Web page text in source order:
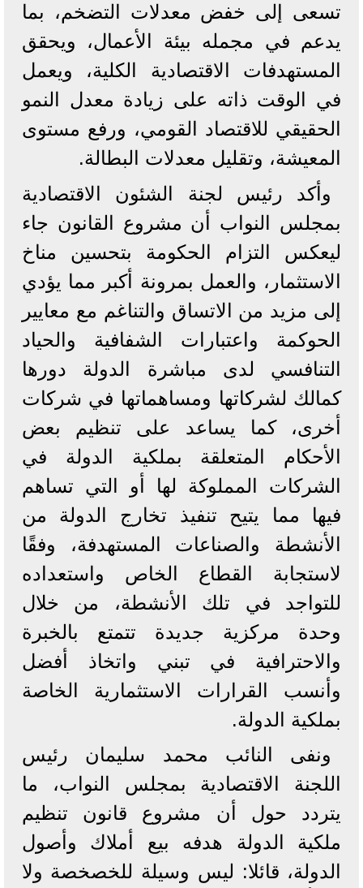
تسعى إلى خفض معدلات التضخم، بما
يدعم في مجمله بيئة الأعمال، ويحقق
المستهدفات الاقتصادية الكلية، ويعمل
في الوقت ذاته على زيادة معدل النمو
الحقيقي للاقتصاد القومي، ورفع مستوى
المعيشة، وتقليل معدلات البطالة.
وأكد رئيس لجنة الشئون الاقتصادية
بمجلس النواب أن مشروع القانون جاء
ليعكس التزام الحكومة بتحسين مناخ
الاستثمار، والعمل بمرونة أكبر مما يؤدي
إلى مزيد من الاتساق والتناغم مع معايير
الحوكمة واعتبارات الشفافية والحياد
التنافسي لدى مباشرة الدولة دورها
كمالك لشركاتها ومساهماتها في شركات
أخرى، كما يساعد على تنظيم بعض
الأحكام المتعلقة بملكية الدولة في
الشركات المملوكة لها أو التي تساهم
فيها مما يتيح تنفيذ تخارج الدولة من
الأنشطة والصناعات المستهدفة، وفقًا
لاستجابة القطاع الخاص واستعداده
للتواجد في تلك الأنشطة، من خلال
وحدة مركزية جديدة تتمتع بالخبرة
والاحترافية في تبني واتخاذ أفضل
وأنسب القرارات الاستثمارية الخاصة
بملكية الدولة.
ونفى النائب محمد سليمان رئيس
اللجنة الاقتصادية بمجلس النواب، ما
يتردد حول أن مشروع قانون تنظيم
ملكية الدولة هدفه بيع أملاك وأصول
الدولة، قائلا: ليس وسيلة للخصخصة ولا